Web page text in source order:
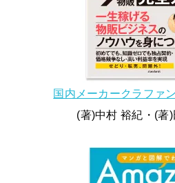
国内メーカークラファ
(著)中村 裕紀・(著)